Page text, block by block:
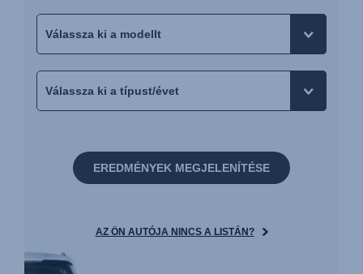
EREDMÉNYEK MEGJELENÍTÉSE
AZ ÖN AUTÓJA NINCS A LISTÁN?